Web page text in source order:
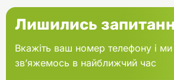
для цуценят Телятина та ожина
В кошик
Лишились
Вкажіть ваш номер телефону і
зв’яжемось в найближчий час